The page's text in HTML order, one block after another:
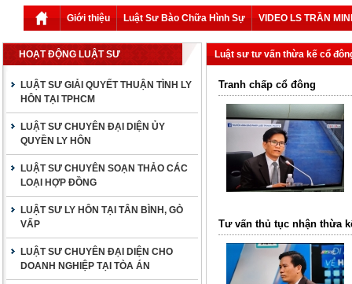
Giới thiệu Luật Sư Bào Chữa Hình Sự VIDEO LS TRẦN
HOẠT ĐỘNG LUẬT SƯ
LUẬT SƯ GIẢI QUYẾT THUẬN TÌNH LY
HÔN TẠI TPHCM
LUẬT SƯ CHUYÊN ĐẠI DIỆN ỦY
QUYỀN LY HÔN
LUẬT SƯ CHUYÊN SOẠN THẢO CÁC
LOẠI HỢP ĐỒNG
LUẬT SƯ LY HÔN TẠI TÂN BÌNH, GÒ
VẤP
LUẬT SƯ CHUYÊN ĐẠI DIỆN CHO
DOANH NGHIỆP TẠI TÒA ÁN
Luật sư tư vấn thừa kế cổ
Tranh chấp cổ đông
Tư vấn thủ tục nhận thừa